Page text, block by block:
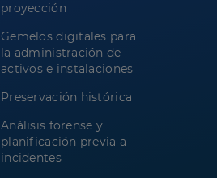
proyección
Gemelos digitales para
la administración de
activos e instalaciones
Preservación histórica
Análisis forense y
planificación previa a
incidentes